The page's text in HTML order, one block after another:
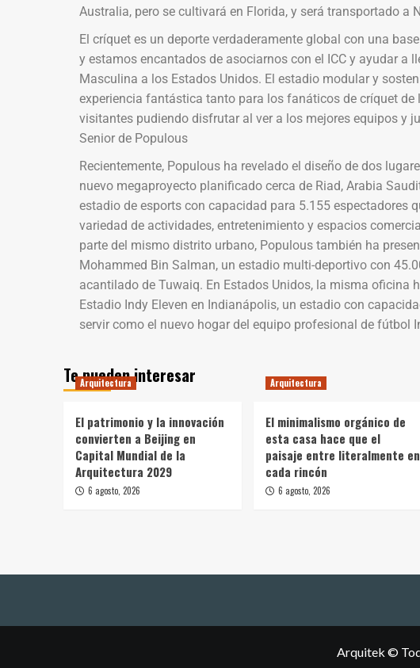
Australia, pero se cultivará en Florida, y será transportado a
El críquet es un deporte verdaderamente global con una
y estamos encantados de asociarnos con el ICC y ayudar a
Masculina a los Estados Unidos. El estadio modular y
experiencia fantástica tanto para los fanáticos de críquet
visitantes pudiendo disfrutar al ver a los mejores equipos y
Senior de Populous
Recientemente, Populous ha revelado el diseño de dos
nuevo megaproyecto planificado cerca de Riad, Arabia
estadio de esports con capacidad para 5.155 espectadores
variedad de actividades, entretenimiento y espacios
parte del mismo distrito urbano, Populous también ha
Mohammed Bin Salman, un estadio multi-deportivo con
acantilado de Tuwaiq. En Estados Unidos, la misma oficina
Estadio Indy Eleven en Indianápolis, un estadio con
servir como el nuevo hogar del equipo profesional de fútbol
Te pueden interesar
Arquitectura
El patrimonio y la innovación
convierten a Beijing en
Capital Mundial de la
Arquitectura 2029
6 agosto, 2026
Arquitectura
El minimalismo orgánico de
esta casa hace que el
paisaje entre literalmente en
cada rincón
6 agosto, 2026
Arquitek ©